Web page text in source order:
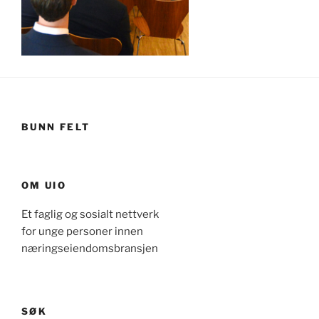
BUNN FELT
OM UIO
Et faglig og sosialt nettverk
for unge personer innen
næringseiendomsbransjen
SØK